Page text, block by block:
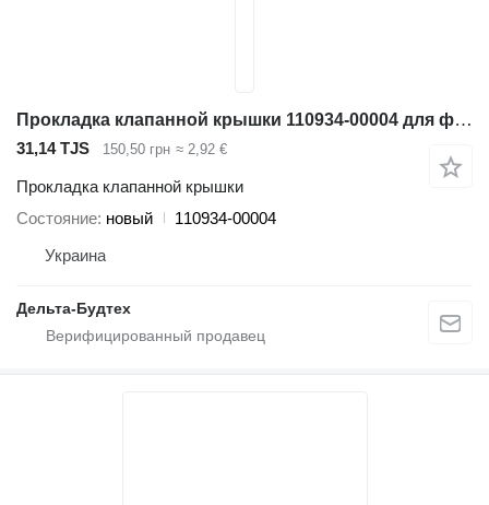
Прокладка клапанной крышки 110934-00004 для фронтального погрузчика Doosan SD300N
31,14 TJS 150,50 грн ≈ 2,92 €
Прокладка клапанной крышки
Состояние новый
110934-00004
Украина
Дельта-Будтех